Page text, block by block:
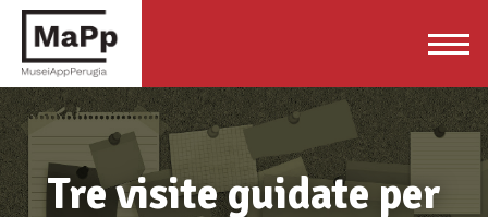
Tre visite guidate per